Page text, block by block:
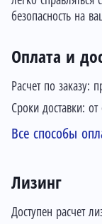
Оплата и
Расчет по заказу:
Сроки доставки:
Все способы
Лизинг
Доступен расчет
безопасность на